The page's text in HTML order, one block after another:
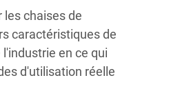
les chaises de
caractéristiques de
en ce qui
d'utilisation réelle